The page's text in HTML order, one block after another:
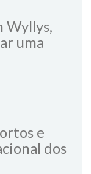
Wyllys,
uma
e
dos